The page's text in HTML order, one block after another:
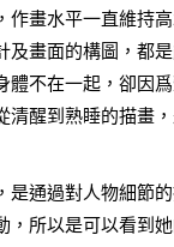
畫水平一直維持
畫面的構圖，都
不在一起，卻因
醒到熟睡的描畫
通過對人物細節
所以是可以看到